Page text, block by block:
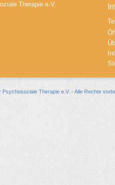
Therapie e.V.
Therapie e.V. - Alle Rechte